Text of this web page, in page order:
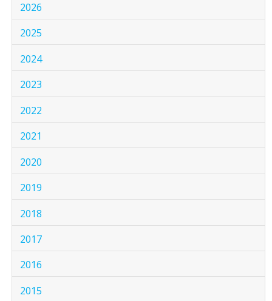
2026
2025
2024
2023
2022
2021
2020
2019
2018
2017
2016
2015